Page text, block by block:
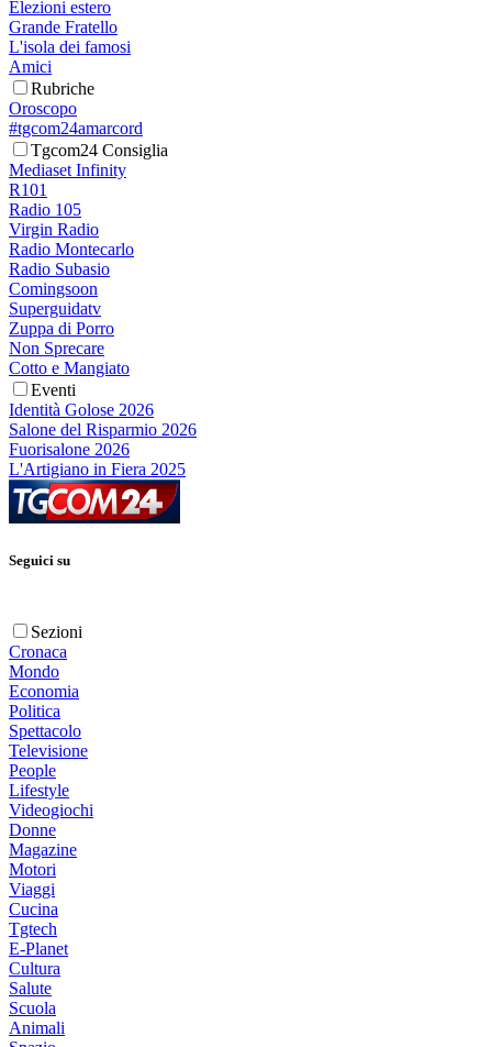
Elezioni estero
Grande Fratello
L'isola dei famosi
Amici
Rubriche
Oroscopo
#tgcom24amarcord
Tgcom24 Consiglia
Mediaset Infinity
R101
Radio 105
Virgin Radio
Radio Montecarlo
Radio Subasio
Comingsoon
Superguidatv
Zuppa di Porro
Non Sprecare
Cotto e Mangiato
Eventi
Identità Golose 2026
Salone del Risparmio 2026
Fuorisalone 2026
L'Artigiano in Fiera 2025
Seguici su
Sezioni
Cronaca
Mondo
Economia
Politica
Spettacolo
Televisione
People
Lifestyle
Videogiochi
Donne
Magazine
Motori
Viaggi
Cucina
Tgtech
E-Planet
Cultura
Salute
Scuola
Animali